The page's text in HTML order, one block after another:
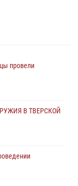
провели
В ТВЕРСКОЙ